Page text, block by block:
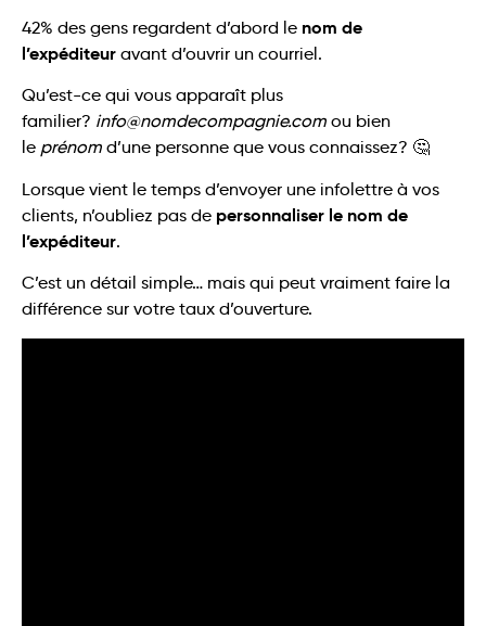
42% des gens regardent d’abord le nom de
l’expéditeur avant d’ouvrir un courriel.
Qu’est-ce qui vous apparaît plus
familier? info@nomdecompagnie.com ou bien
le prénom d’une personne que vous connaissez? 🤔
Lorsque vient le temps d’envoyer une infolettre à vos
clients, n’oubliez pas de personnaliser le nom de
l’expéditeur.
C’est un détail simple… mais qui peut vraiment faire la
différence sur votre taux d’ouverture.